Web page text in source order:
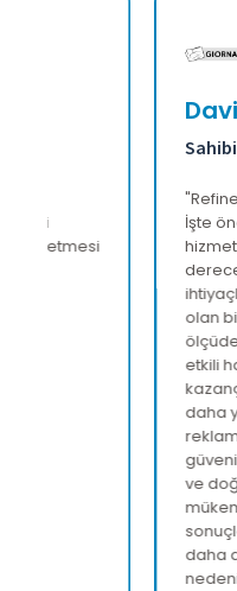
Davide
Sahibi ve Kurucusu
"Refinery89 ile
İşte öne çıkan
hizmetleri: İtalyan
derece
ihtiyaçlarımıza
olan bir temsilciye
ölçüde
etkili hale getirdi. 2.
kazanç: Elde
daha yüksek. 3.
reklamlar çok iyi
güvenilirliği:
ve doğru yapıldı.
mükemmel
sonuçlar ve
daha doğrudan
nedeniyle genel